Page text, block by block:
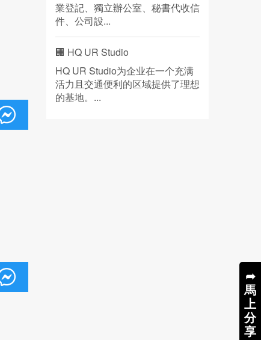
➦
馬
上
分
享
業登記、獨立辦公室、秘書代收信
件、公司設...
🏢 HQ UR Studio
HQ UR Studio为企业在一个充满
活力且交通便利的区域提供了理想
的基地。...